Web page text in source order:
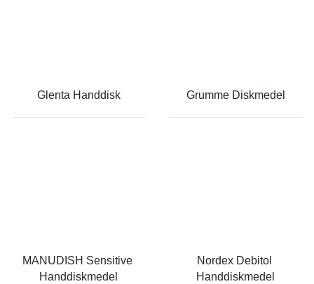
Glenta Handdisk Grumme Diskmedel
MANUDISH Sensitive
Handdiskmedel
Nordex Debitol
Handdiskmedel